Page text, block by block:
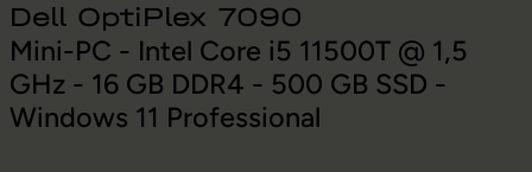
Dell OptiPlex 7090
Mini-PC - Intel Core i5 11500T @ 1,5
GHz - 16 GB DDR4 - 500 GB SSD -
Windows 11 Professional